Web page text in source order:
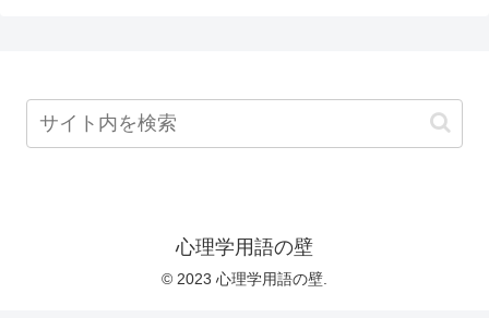
心理学用語の壁
© 2023 心理学用語の壁.